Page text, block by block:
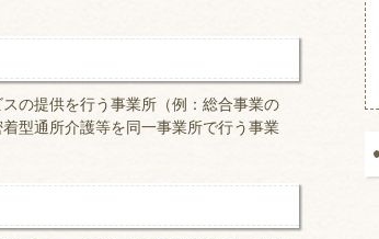
の提供を行う事業所（例：総合事業の
型通所介護等を同一事業所で行う事業